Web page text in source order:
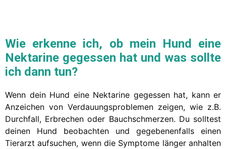
Wie erkenne ich, ob mein Hund eine
Nektarine gegessen hat und was sollte
ich dann tun?
Wenn dein Hund eine Nektarine gegessen hat, kann er
Anzeichen von Verdauungsproblemen zeigen, wie z.B.
Durchfall, Erbrechen oder Bauchschmerzen. Du solltest
deinen Hund beobachten und gegebenenfalls einen
Tierarzt aufsuchen, wenn die Symptome länger anhalten